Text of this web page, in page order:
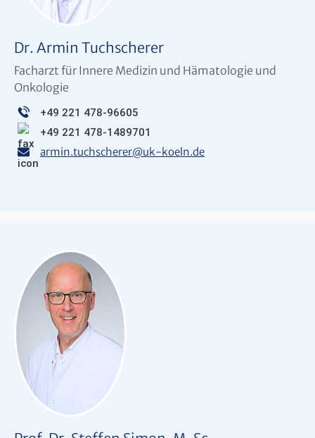
Dr. Armin Tuchscherer
Facharzt für Innere Medizin und Hämatologie und
Onkologie
+49 221 478-96605
+49 221 478-1489701
armin.tuchscherer@uk-koeln.de